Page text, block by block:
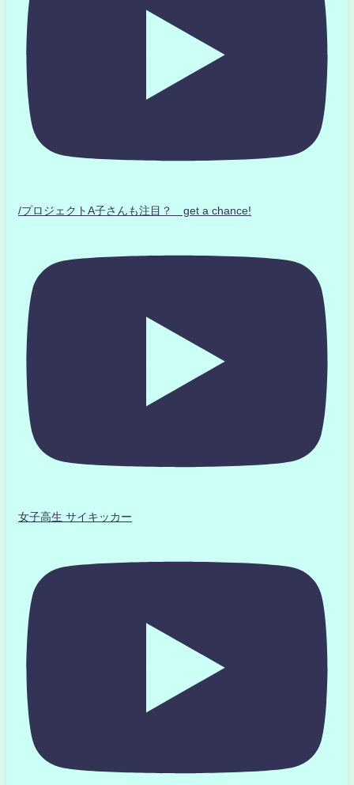
/プロジェクトA子さんも注目？ get a chance!
女子高生 サイキッカー